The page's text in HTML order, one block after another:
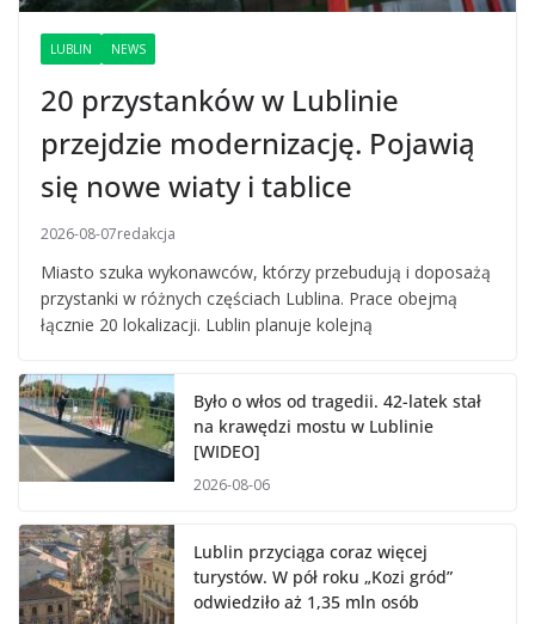
LUBLIN NEWS
20 przystanków w Lublinie
przejdzie modernizację. Pojawią
się nowe wiaty i tablice
2026-08-07redakcja
Miasto szuka wykonawców, którzy przebudują i doposażą
przystanki w różnych częściach Lublina. Prace obejmą
łącznie 20 lokalizacji. Lublin planuje kolejną
Było o włos od tragedii. 42-latek stał
na krawędzi mostu w Lublinie
[WIDEO]
2026-08-06
Lublin przyciąga coraz więcej
turystów. W pół roku „Kozi gród”
odwiedziło aż 1,35 mln osób